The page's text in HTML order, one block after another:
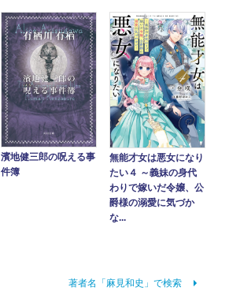
濱地健三郎の呪える事
件簿
無能才女は悪女になり
たい４ ～義妹の身代
わりで嫁いだ令嬢、公
爵様の溺愛に気づか
な...
著者名「麻見和史」で検索